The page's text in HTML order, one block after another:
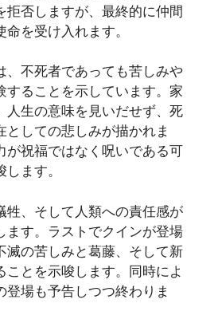
拒否しますが、最終的に仲間
を受け入れます。
、不死者であっても苦しみや
することを示しています。家
人生の意味を見いだせず、死
としての悲しみが描かれま
が祝福ではなく呪いである可
ます。
牲、そして人類への責任感が
ます。ラストでクインが登場
滅の苦しみと葛藤、そして新
ことを示唆します。同時によ
登場も予告しつつ終わりま